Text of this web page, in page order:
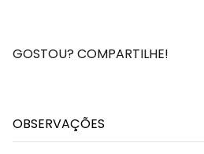
GOSTOU? COMPARTILHE!
OBSERVAÇÕES